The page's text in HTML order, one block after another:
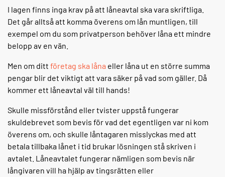
I lagen finns inga krav på att låneavtal ska vara skriftliga.
Det går alltså att komma överens om lån muntligen, till
exempel om du som privatperson behöver låna ett mindre
belopp av en vän.
Men om ditt företag ska låna eller låna ut en större summa
pengar blir det viktigt att vara säker på vad som gäller. Då
kommer ett låneavtal väl till hands!
Skulle missförstånd eller tvister uppstå fungerar
skuldebrevet som bevis för vad det egentligen var ni kom
överens om, och skulle låntagaren misslyckas med att
betala tillbaka lånet i tid brukar lösningen stå skriven i
avtalet. Låneavtalet fungerar nämligen som bevis när
långivaren vill ha hjälp av tingsrätten eller